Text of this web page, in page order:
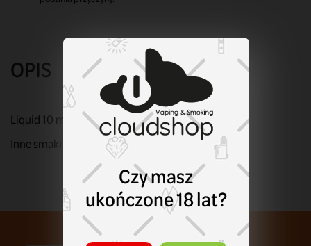
OPIS
Liquid 10 ml. Sól nikotynowa. Moc: 20 mg nikotyny.
Inne smaki Dark Line Salt?
Czy masz
ukończone 18 lat?